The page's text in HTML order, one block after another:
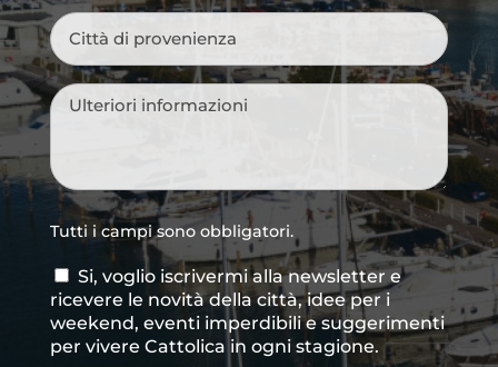
Città
di
provenienza*
Messaggio*
Tutti i campi sono obbligatori.
Consenso
newsletter
Si, voglio iscrivermi alla newsletter e
ricevere le novità della città, idee per i
weekend, eventi imperdibili e suggerimenti
per vivere Cattolica in ogni stagione.